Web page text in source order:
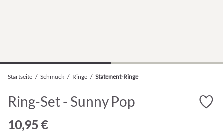
Startseite / Schmuck / Ringe / Statement-Ringe
Ring-Set - Sunny Pop
10,95 €